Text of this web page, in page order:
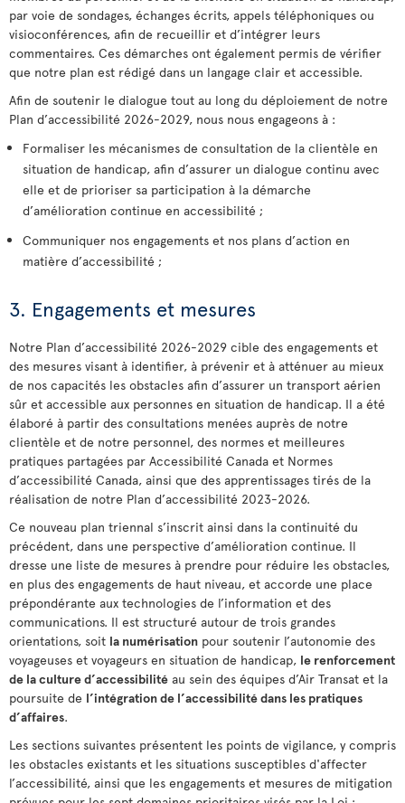
par voie de sondages, échanges écrits, appels téléphoniques ou
visioconférences, afin de recueillir et d’intégrer leurs
commentaires. Ces démarches ont également permis de vérifier
que notre plan est rédigé dans un langage clair et accessible.
Afin de soutenir le dialogue tout au long du déploiement de notre
Plan d’accessibilité 2026-2029, nous nous engageons à :
Formaliser les mécanismes de consultation de la clientèle en
situation de handicap, afin d’assurer un dialogue continu avec
elle et de prioriser sa participation à la démarche
d’amélioration continue en accessibilité ;
Communiquer nos engagements et nos plans d’action en
matière d’accessibilité ;
3. Engagements et mesures
Notre Plan d’accessibilité 2026-2029 cible des engagements et
des mesures visant à identifier, à prévenir et à atténuer au mieux
de nos capacités les obstacles afin d’assurer un transport aérien
sûr et accessible aux personnes en situation de handicap. Il a été
élaboré à partir des consultations menées auprès de notre
clientèle et de notre personnel, des normes et meilleures
pratiques partagées par Accessibilité Canada et Normes
d’accessibilité Canada, ainsi que des apprentissages tirés de la
réalisation de notre Plan d’accessibilité 2023-2026.
Ce nouveau plan triennal s’inscrit ainsi dans la continuité du
précédent, dans une perspective d’amélioration continue. Il
dresse une liste de mesures à prendre pour réduire les obstacles,
en plus des engagements de haut niveau, et accorde une place
prépondérante aux technologies de l’information et des
communications. Il est structuré autour de trois grandes
orientations, soit la numérisation pour soutenir l’autonomie des
voyageuses et voyageurs en situation de handicap, le renforcement
de la culture d’accessibilité au sein des équipes d’Air Transat et la
poursuite de l’intégration de l’accessibilité dans les pratiques
d’affaires.
Les sections suivantes présentent les points de vigilance, y compris
les obstacles existants et les situations susceptibles d'affecter
l’accessibilité, ainsi que les engagements et mesures de mitigation